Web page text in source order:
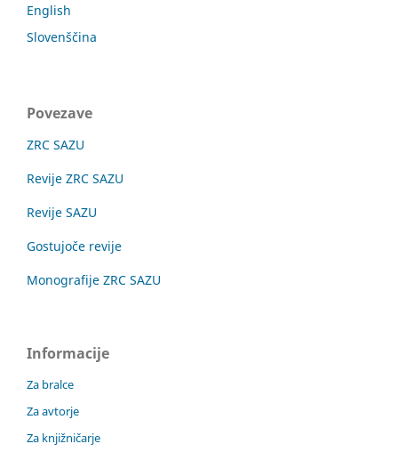
English
Slovenščina
Povezave
ZRC SAZU
Revije ZRC SAZU
Revije SAZU
Gostujoče revije
Monografije ZRC SAZU
Informacije
Za bralce
Za avtorje
Za knjižničarje